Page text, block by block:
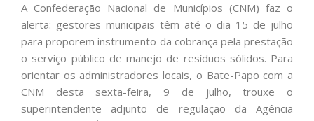
A Confederação Nacional de Municípios (CNM) faz o
alerta: gestores municipais têm até o dia 15 de julho
para proporem instrumento da cobrança pela prestação
o serviço público de manejo de resíduos sólidos. Para
orientar os administradores locais, o Bate-Papo com a
CNM desta sexta-feira, 9 de julho, trouxe o
superintendente adjunto de regulação da Agência